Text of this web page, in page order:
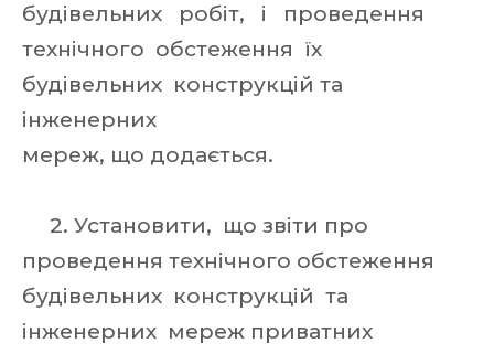
будівельних робіт, і проведення
технічного обстеження їх
будівельних конструкцій та
інженерних
мереж, що додається.
2. Установити, що звіти про
проведення технічного обстеження
будівельних конструкцій та
інженерних мереж приватних